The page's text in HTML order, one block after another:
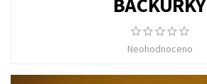
BAČKŮRKY
Neohodnoceno